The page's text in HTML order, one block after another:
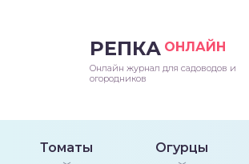
РЕПКА ОНЛАЙН
Онлайн журнал для садоводов и
огородников
Томаты Огурцы
и подкормки